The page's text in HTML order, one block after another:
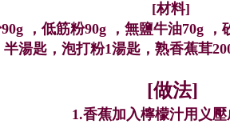
[材料]
，低筋粉90g ，無鹽牛油70g ，
半湯匙，泡打粉1湯匙，熟香蕉茸
[做法]
1.香蕉加入檸檬汁用义壓